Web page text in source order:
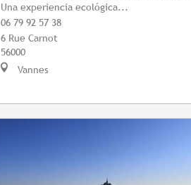
Una experiencia ecológica...
06 79 92 57 38
6 Rue Carnot
56000
Vannes